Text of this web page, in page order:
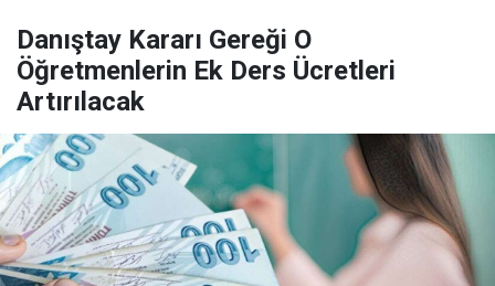
Danıştay Kararı Gereği O
Öğretmenlerin Ek Ders Ücretleri
Artırılacak